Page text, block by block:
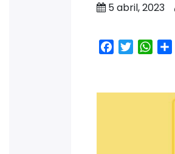
5 abril, 2023
Facebook
Twitter